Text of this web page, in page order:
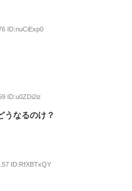
ID:nuCiExp0
ID:u0ZDi2iz
うなるのけ？
ID:RfXBTxQY